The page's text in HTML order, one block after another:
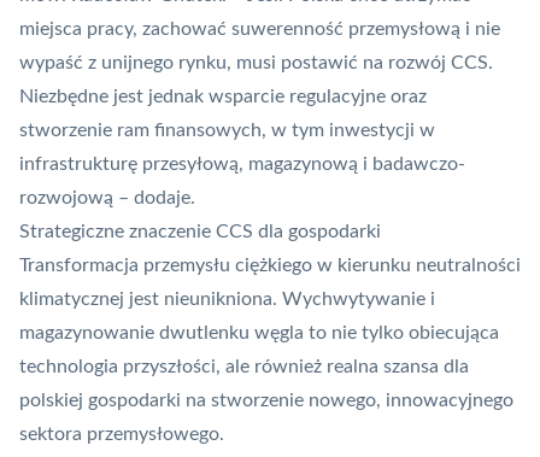
miejsca pracy, zachować suwerenność przemysłową i nie
wypaść z unijnego rynku, musi postawić na rozwój CCS.
Niezbędne jest jednak wsparcie regulacyjne oraz
stworzenie ram finansowych, w tym inwestycji w
infrastrukturę przesyłową, magazynową i badawczo-
rozwojową – dodaje.
Strategiczne znaczenie CCS dla gospodarki
Transformacja przemysłu ciężkiego w kierunku neutralności
klimatycznej jest nieunikniona. Wychwytywanie i
magazynowanie dwutlenku węgla to nie tylko obiecująca
technologia przyszłości, ale również realna szansa dla
polskiej gospodarki na stworzenie nowego, innowacyjnego
sektora przemysłowego.